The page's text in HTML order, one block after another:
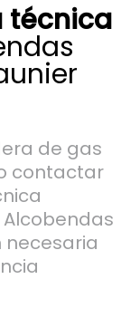
técnica
de gas
contactar
necesaria